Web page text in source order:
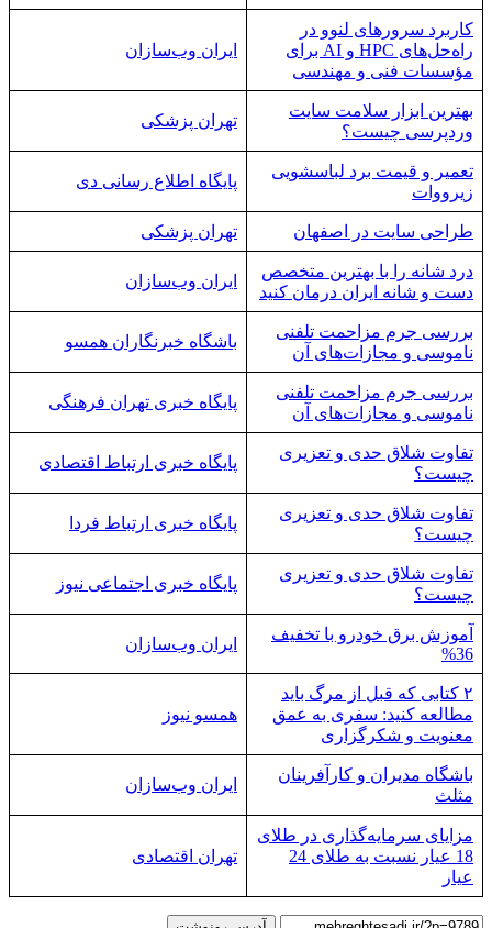
کاربرد سرورهای لنوو در
راه‌حل‌های HPC و AI برای
مؤسسات فنی و مهندسی
ایران وب‌سازان
بهترین ابزار سلامت سایت
وردپرسی چیست؟
تهران پزشکی
تعمیر و قیمت برد لباسشویی
زیرووات
پایگاه اطلاع رسانی دی
طراحی سایت در اصفهان تهران پزشکی
درد شانه را با بهترین متخصص
دست و شانه ایران درمان کنید
ایران وب‌سازان
بررسی جرم مزاحمت تلفنی
ناموسی و مجازات‌های آن
باشگاه خبرنگاران همسو
بررسی جرم مزاحمت تلفنی
ناموسی و مجازات‌های آن
پایگاه خبری تهران فرهنگی
تفاوت شلاق حدی و تعزیری
چیست؟
پایگاه خبری ارتباط اقتصادی
تفاوت شلاق حدی و تعزیری
چیست؟
پایگاه خبری ارتباط فردا
تفاوت شلاق حدی و تعزیری
چیست؟
پایگاه خبری اجتماعی نیوز
آموزش برق خودرو با تخفیف
36%
ایران وب‌سازان
۲ کتابی که قبل از مرگ باید
مطالعه کنید: سفری به عمق
معنویت و شکرگزاری
همسو نیوز
باشگاه مدیران و کارآفرینان
مثلث
ایران وب‌سازان
مزایای سرمایه‌گذاری در طلای
18 عیار نسبت به طلای 24
عیار
تهران اقتصادی